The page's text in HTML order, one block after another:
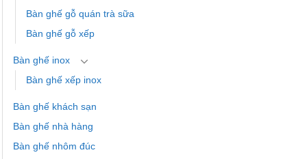
Bàn ghế gỗ quán trà sữa
Bàn ghế gỗ xếp
Bàn ghế inox
Bàn ghế xếp inox
Bàn ghế khách sạn
Bàn ghế nhà hàng
Bàn ghế nhôm đúc